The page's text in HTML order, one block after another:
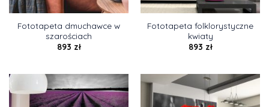
Fototapeta dmuchawce w
szarościach
893 zł
Fototapeta folklorystyczne
kwiaty
893 zł